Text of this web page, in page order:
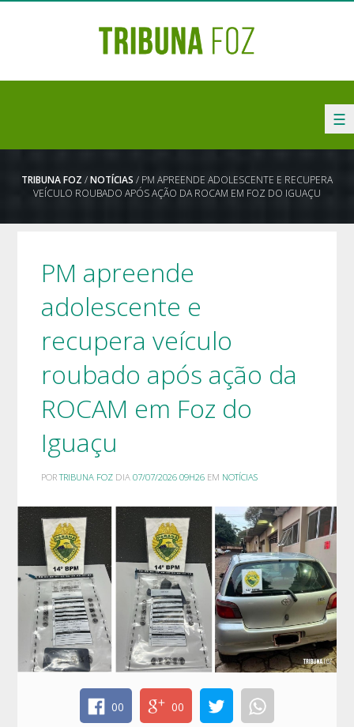
☰
TRIBUNA FOZ /NOTÍCIAS / PM APREENDE ADOLESCENTE E RECUPERA
VEÍCULO ROUBADO APÓS AÇÃO DA ROCAM EM FOZ DO IGUAÇU
PM apreende
adolescente e
recupera veículo
roubado após ação da
ROCAM em Foz do
Iguaçu
PORTRIBUNA FOZ DIA07/07/2026 09H26 EM NOTÍCIAS
00 00